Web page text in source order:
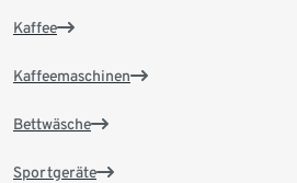
Kaffee
Kaffeemaschinen
Bettwäsche
Sportgeräte